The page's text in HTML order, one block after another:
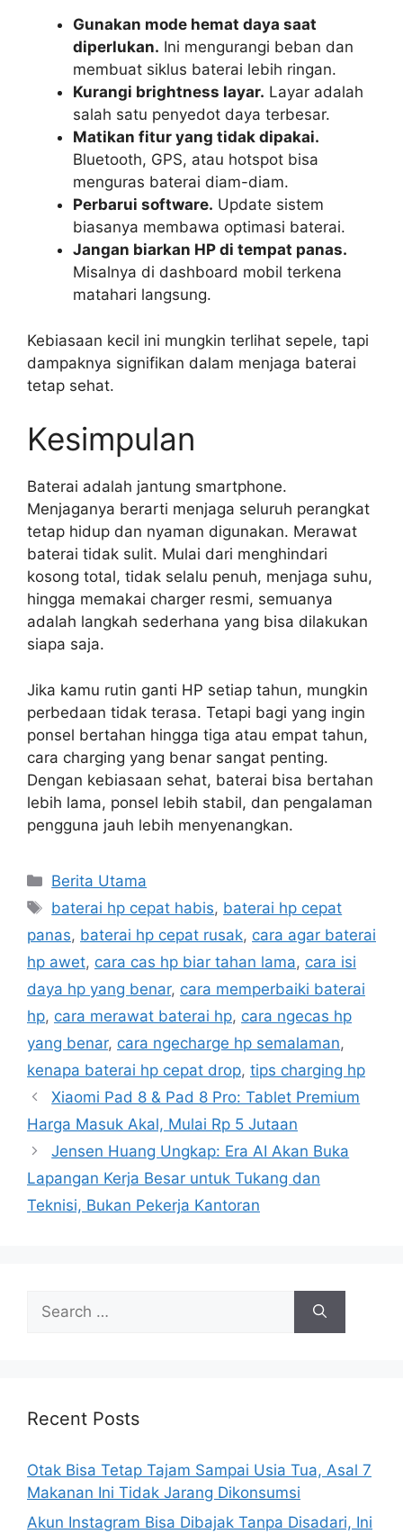
Gunakan mode hemat daya saat
diperlukan. Ini mengurangi beban dan
membuat siklus baterai lebih ringan.
Kurangi brightness layar. Layar adalah
salah satu penyedot daya terbesar.
Matikan fitur yang tidak dipakai.
Bluetooth, GPS, atau hotspot bisa
menguras baterai diam-diam.
Perbarui software. Update sistem
biasanya membawa optimasi baterai.
Jangan biarkan HP di tempat panas.
Misalnya di dashboard mobil terkena
matahari langsung.
Kebiasaan kecil ini mungkin terlihat sepele, tapi
dampaknya signifikan dalam menjaga baterai
tetap sehat.
Kesimpulan
Baterai adalah jantung smartphone.
Menjaganya berarti menjaga seluruh perangkat
tetap hidup dan nyaman digunakan. Merawat
baterai tidak sulit. Mulai dari menghindari
kosong total, tidak selalu penuh, menjaga suhu,
hingga memakai charger resmi, semuanya
adalah langkah sederhana yang bisa dilakukan
siapa saja.
Jika kamu rutin ganti HP setiap tahun, mungkin
perbedaan tidak terasa. Tetapi bagi yang ingin
ponsel bertahan hingga tiga atau empat tahun,
cara charging yang benar sangat penting.
Dengan kebiasaan sehat, baterai bisa bertahan
lebih lama, ponsel lebih stabil, dan pengalaman
pengguna jauh lebih menyenangkan.
C
a
e
g
o
r
e
s
Berita Utama
T
s
baterai hp cepat habis, baterai hp cepat
panas, baterai hp cepat rusak, cara agar baterai
hp awet, cara cas hp biar tahan lama, cara isi
daya hp yang benar, cara memperbaiki baterai
hp, cara merawat baterai hp, cara ngecas hp
yang benar, cara ngecharge hp semalaman,
kenapa baterai hp cepat drop, tips charging hp
Xiaomi Pad 8 & Pad 8 Pro: Tablet Premium
Harga Masuk Akal, Mulai Rp 5 Jutaan
Jensen Huang Ungkap: Era AI Akan Buka
Lapangan Kerja Besar untuk Tukang dan
Teknisi, Bukan Pekerja Kantoran
h
r
:
Recent Posts
Otak Bisa Tetap Tajam Sampai Usia Tua, Asal 7
Makanan Ini Tidak Jarang Dikonsumsi
Akun Instagram Bisa Dibajak Tanpa Disadari, Ini